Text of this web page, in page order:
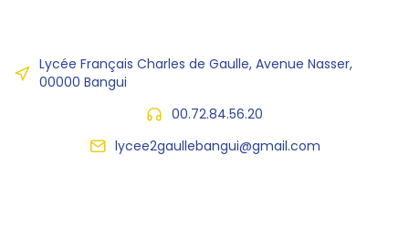
Lycée Français Charles de Gaulle, Avenue Nasser,
00000 Bangui
00.72.84.56.20
lycee2gaullebangui@gmail.com